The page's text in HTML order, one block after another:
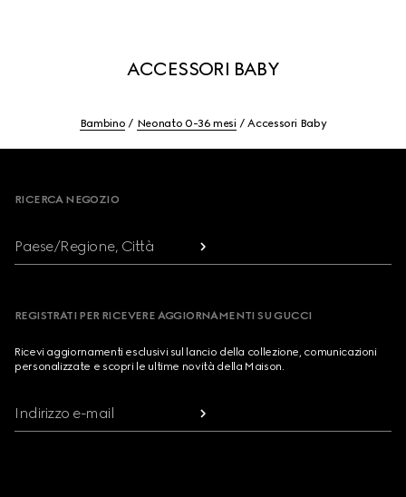
ACCESSORI BABY
Bambino Neonato 0-36 mesi Accessori Baby
RICERCA NEGOZIO
Paese/Regione, Città
REGISTRATI PER RICEVERE AGGIORNAMENTI SU GUCCI
Ricevi aggiornamenti esclusivi sul lancio della collezione, comunicazioni
personalizzate e scopri le ultime novità della Maison.
Indirizzo e-mail